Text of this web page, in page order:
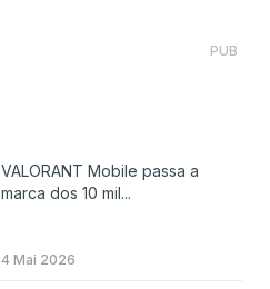
PUB
VALORANT Mobile passa a
marca dos 10 mil...
4 Mai 2026